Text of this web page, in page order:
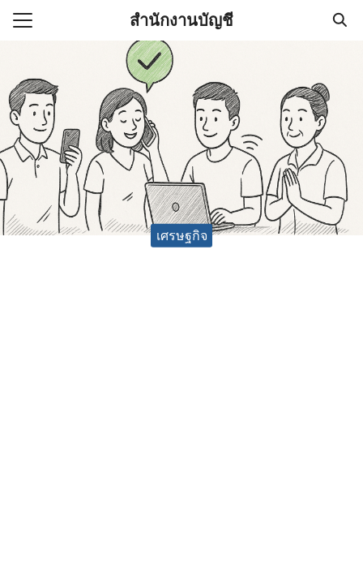
Skip
สำนักงานบัญชี
(ไม่มีชื่อ)
านบัญชี (Accounting
ช่วยสำคัญในการบริหาร
เศรษฐกิจ